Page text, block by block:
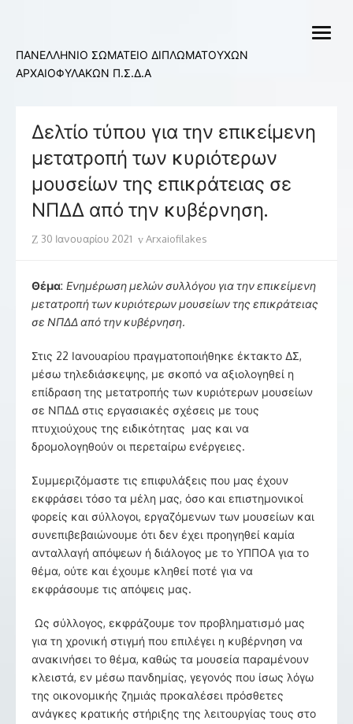
ΠΑΝΕΛΛΗΝΙΟ ΣΩΜΑΤΕΙΟ ΔΙΠΛΩΜΑΤΟΥΧΩΝ
ΑΡΧΑΙΟΦΥΛΑΚΩΝ Π.Σ.Δ.Α
open
Δελτίο τύπου για την επικείμενη
μετατροπή των κυριότερων
μουσείων της επικράτειας σε
ΝΠΔΔ από την κυβέρνηση.
Posted
30 Ιανουαρίου 2021 Author
Arxaiofilakes
Θέμα: Ενημέρωση μελών συλλόγου για την επικείμενη
μετατροπή των κυριότερων μουσείων της επικράτειας
σε ΝΠΔΔ από την κυβέρνηση.
Στις 22 Ιανουαρίου πραγματοποιήθηκε έκτακτο ΔΣ,
μέσω τηλεδιάσκεψης, με σκοπό να αξιολογηθεί η
επίδραση της μετατροπής των κυριότερων μουσείων
σε ΝΠΔΔ στις εργασιακές σχέσεις με τους
πτυχιούχους της ειδικότητας μας και να
δρομολογηθούν οι περεταίρω ενέργειες.
Συμμεριζόμαστε τις επιφυλάξεις που μας έχουν
εκφράσει τόσο τα μέλη μας, όσο και επιστημονικοί
φορείς και σύλλογοι, εργαζόμενων των μουσείων και
συνεπιβεβαιώνουμε ότι δεν έχει προηγηθεί καμία
ανταλλαγή απόψεων ή διάλογος με το ΥΠΠΟΑ για το
θέμα, ούτε και έχουμε κληθεί ποτέ για να
εκφράσουμε τις απόψεις μας.
Ως σύλλογος, εκφράζουμε τον προβληματισμό μας
για τη χρονική στιγμή που επιλέγει η κυβέρνηση να
ανακινήσει το θέμα, καθώς τα μουσεία παραμένουν
κλειστά, εν μέσω πανδημίας, γεγονός που ίσως λόγω
της οικονομικής ζημιάς προκαλέσει πρόσθετες
ανάγκες κρατικής στήριξης της λειτουργίας τους στο